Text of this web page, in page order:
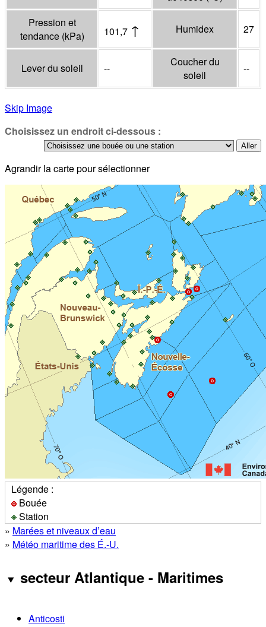
Pression et
tendance (kPa) 101,7 ↑ Humidex 27
Lever du soleil --
Coucher du
soleil
--
Skip Image
Choisissez un endroit ci-dessous :
Agrandir la carte pour sélectionner
Légende :
Bouée
Station
» Marées et niveaux d’eau
» Météo maritime des É.-U.
secteur Atlantique - Maritimes
Anticosti